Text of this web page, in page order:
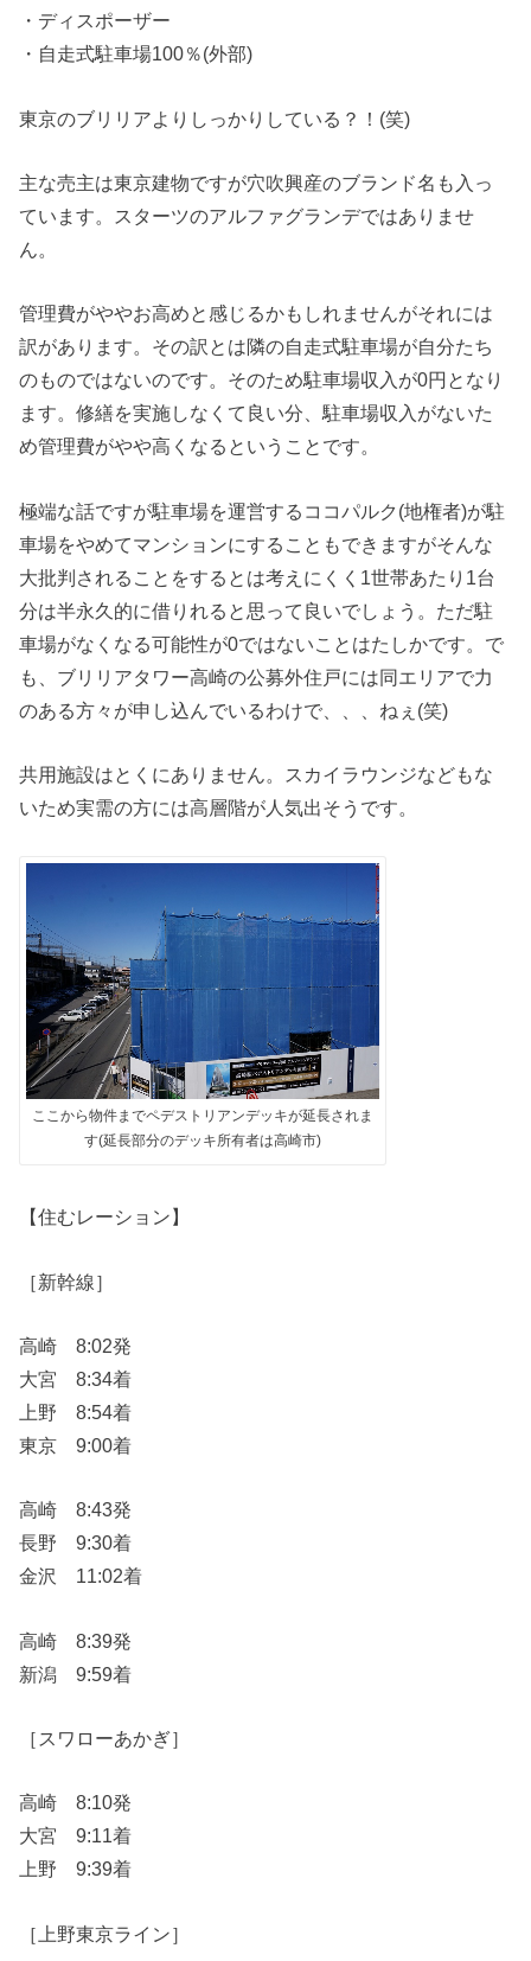
・ディスポーザー
・自走式駐車場100％(外部)
東京のブリリアよりしっかりしている？！(笑)
主な売主は東京建物ですが穴吹興産のブランド名も入っ
ています。スターツのアルファグランデではありませ
ん。
管理費がややお高めと感じるかもしれませんがそれには
訳があります。その訳とは隣の自走式駐車場が自分たち
のものではないのです。そのため駐車場収入が0円となり
ます。修繕を実施しなくて良い分、駐車場収入がないた
め管理費がやや高くなるということです。
極端な話ですが駐車場を運営するココパルク(地権者)が駐
車場をやめてマンションにすることもできますがそんな
大批判されることをするとは考えにくく1世帯あたり1台
分は半永久的に借りれると思って良いでしょう。ただ駐
車場がなくなる可能性が0ではないことはたしかです。で
も、ブリリアタワー高崎の公募外住戸には同エリアで力
のある方々が申し込んでいるわけで、、、ねぇ(笑)
共用施設はとくにありません。スカイラウンジなどもな
いため実需の方には高層階が人気出そうです。
ここから物件までペデストリアンデッキが延長されま
す(延長部分のデッキ所有者は高崎市)
【住むレーション】
［新幹線］
高崎 8:02発
大宮 8:34着
上野 8:54着
東京 9:00着
高崎 8:43発
長野 9:30着
金沢 11:02着
高崎 8:39発
新潟 9:59着
［スワローあかぎ］
高崎 8:10発
大宮 9:11着
上野 9:39着
［上野東京ライン］